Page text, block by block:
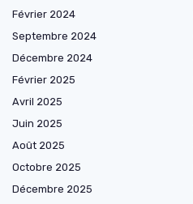
Février 2024
Septembre 2024
Décembre 2024
Février 2025
Avril 2025
Juin 2025
Août 2025
Octobre 2025
Décembre 2025